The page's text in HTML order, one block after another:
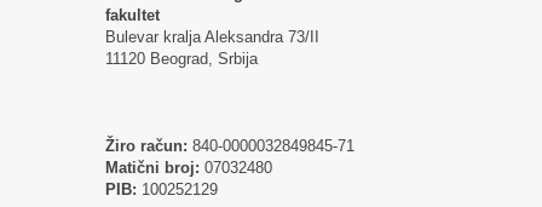
fakultet
Bulevar kralja Aleksandra 73/II
11120 Beograd, Srbija
Žiro račun: 840-0000032849845-71
Matični broj: 07032480
PIB: 100252129